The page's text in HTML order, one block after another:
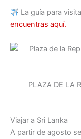
La guía para
encuentras aquí.
PLAZA DE LA
Viajar a Sri Lanka
A partir de agosto